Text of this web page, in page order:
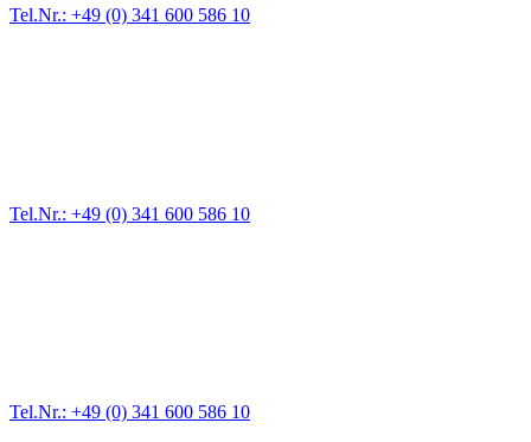
Tel.Nr.: +49 (0) 341 600 586 10
Tel.Nr.: +49 (0) 341 600 586 10
Tel.Nr.: +49 (0) 341 600 586 10